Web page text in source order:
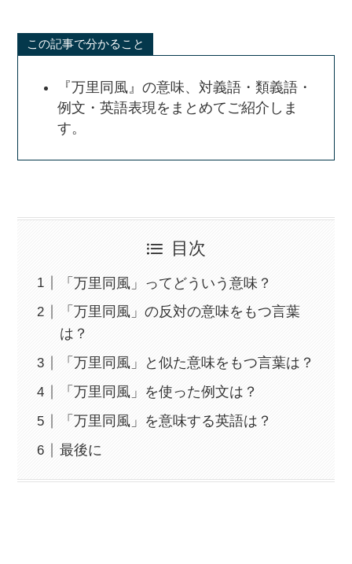
この記事で分かること
『万里同風』の意味、対義語・類義語・
例文・英語表現をまとめてご紹介しま
す。
目次
「万里同風」ってどういう意味？
「万里同風」の反対の意味をもつ言葉
は？
「万里同風」と似た意味をもつ言葉は？
「万里同風」を使った例文は？
「万里同風」を意味する英語は？
最後に